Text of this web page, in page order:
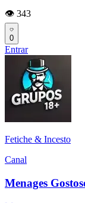
👁️ 343
0
Entrar
Fetiche & Incesto
Canal
Menages